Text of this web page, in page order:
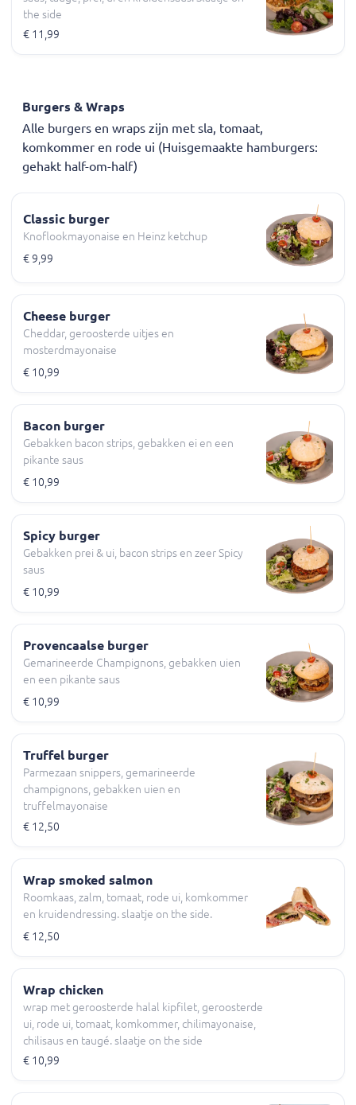
the side
€ 11,99
Burgers & Wraps
Alle burgers en wraps zijn met sla, tomaat,
komkommer en rode ui (Huisgemaakte hamburgers:
gehakt half-om-half)
Classic burger
Knoflookmayonaise en Heinz ketchup
€ 9,99
Cheese burger
Cheddar, geroosterde uitjes en
mosterdmayonaise
€ 10,99
Bacon burger
Gebakken bacon strips, gebakken ei en een
pikante saus
€ 10,99
Spicy burger
Gebakken prei & ui, bacon strips en zeer Spicy
saus
€ 10,99
Provencaalse burger
Gemarineerde Champignons, gebakken uien
en een pikante saus
€ 10,99
Truffel burger
Parmezaan snippers, gemarineerde
champignons, gebakken uien en
truffelmayonaise
€ 12,50
Wrap smoked salmon
Roomkaas, zalm, tomaat, rode ui, komkommer
en kruidendressing. slaatje on the side.
€ 12,50
Wrap chicken
wrap met geroosterde halal kipfilet, geroosterde
ui, rode ui, tomaat, komkommer, chilimayonaise,
chilisaus en taugé. slaatje on the side
€ 10,99